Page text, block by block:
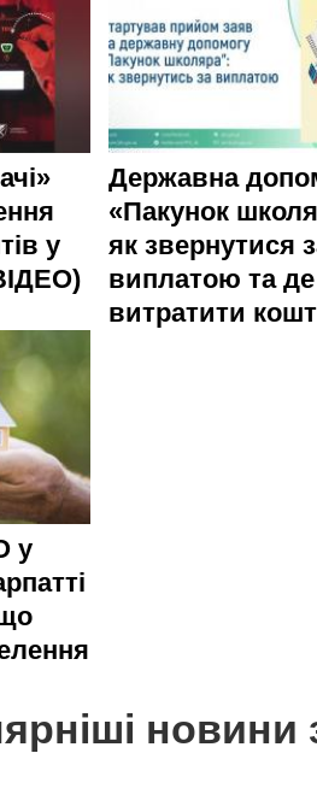
у
Державна
«Пакунок
як звернутися
виплатою та де
витратити
у
новини